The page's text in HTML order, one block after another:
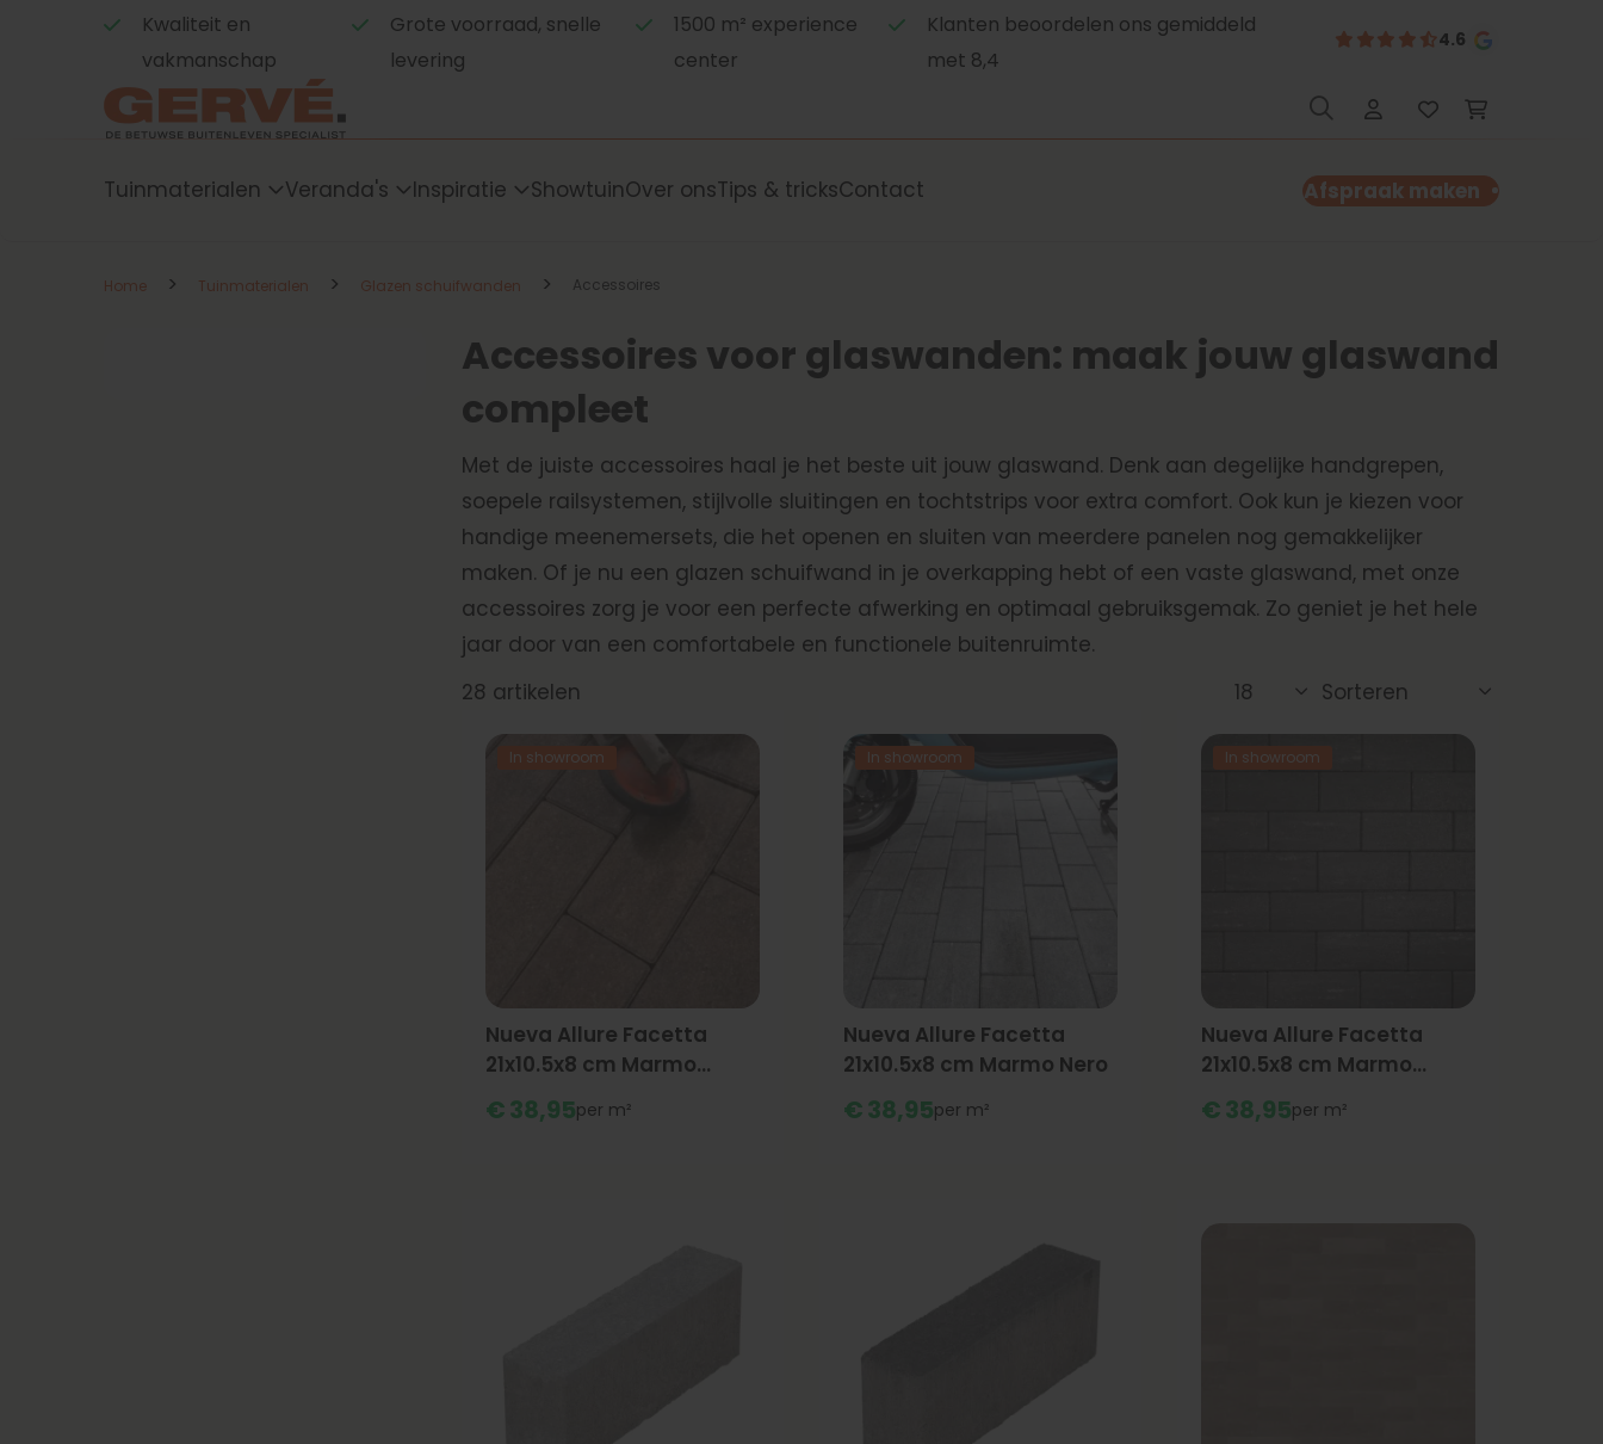
Kwaliteit en
vakmanschap
Grote voorraad, snelle
levering
1500 m² experience
center
Klanten beoordelen ons gemiddeld
met 8,4
4.6
Tuinmaterialen Veranda's Inspiratie ShowtuinOver onsTips & tricksContact Afspraak maken
Home > Tuinmaterialen > Glazen schuifwanden > Accessoires
Accessoires voor glaswanden: maak jouw glaswand
compleet
Met de juiste accessoires haal je het beste uit jouw glaswand. Denk aan degelijke handgrepen,
soepele railsystemen, stijlvolle sluitingen en tochtstrips voor extra comfort. Ook kun je kiezen voor
handige meenemersets, die het openen en sluiten van meerdere panelen nog gemakkelijker
maken. Of je nu een glazen schuifwand in je overkapping hebt of een vaste glaswand, met onze
accessoires zorg je voor een perfecte afwerking en optimaal gebruiksgemak. Zo geniet je het hele
jaar door van een comfortabele en functionele buitenruimte.
28 artikelen
In showroom
Nueva Allure Facetta
21x10.5x8 cm Marmo
Marone
€38,95 m²
In showroom
Nueva Allure Facetta
21x10.5x8 cm Marmo Nero
€38,95 m²
In showroom
Nueva Allure Facetta
21x10.5x8 cm Marmo
Oscuro
€38,95 m²